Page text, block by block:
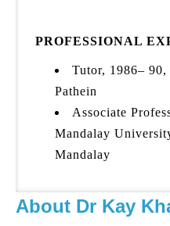
PROFESSIONAL
Tutor, 1986– 90,
Pathein
Associate
Mandalay
Mandalay
About Dr Kay